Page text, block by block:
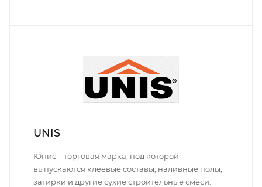
UNIS
Юнис – торговая марка, под которой
выпускаются клеевые составы, наливные полы,
затирки и другие сухие строительные смеси.